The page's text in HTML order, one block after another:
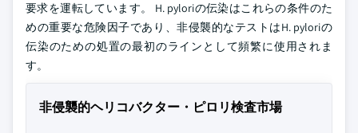
要求を運転しています。 H. pyloriの伝染はこれらの条件のた
めの重要な危険因子であり、非侵襲的なテストはH. pyloriの
伝染のための処置の最初のラインとして頻繁に使用されま
す。
非侵襲的ヘリコバクター・ピロリ検査市場